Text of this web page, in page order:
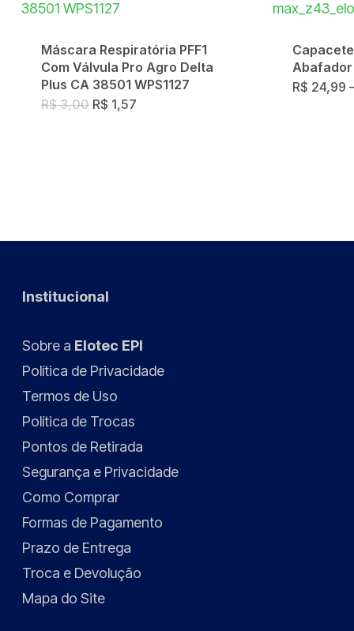
Máscara Respiratória PFF1
Com Válvula Pro Agro Delta
Plus CA 38501 WPS1127
R$3,00 O
preço
R$ 1,57O
R$ 24,99
Institucional
Sobre a Elotec EPI
Política de Privacidade
Termos de Uso
Política de Trocas
Pontos de Retirada
Segurança e Privacidade
Como Comprar
Formas de Pagamento
Prazo de Entrega
Troca e Devolução
Mapa do Site